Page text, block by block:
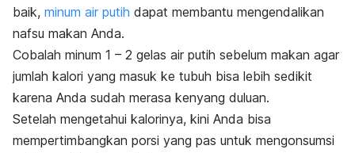
baik, minum air putih dapat membantu mengendalikan
nafsu makan Anda.
Cobalah minum 1 – 2 gelas air putih sebelum makan agar
jumlah kalori yang masuk ke tubuh bisa lebih sedikit
karena Anda sudah merasa kenyang duluan.
Setelah mengetahui kalorinya, kini Anda bisa
mempertimbangkan porsi yang pas untuk mengonsumsi